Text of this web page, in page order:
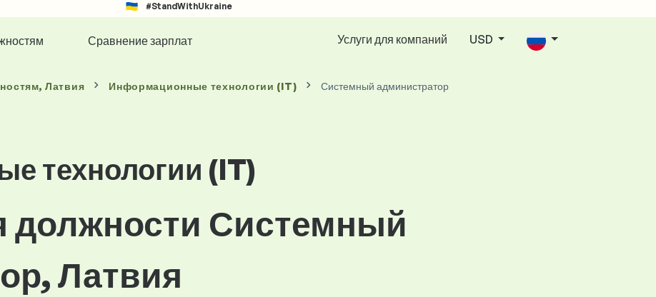
#StandWithUkraine
Сравнение зарплат Услуги для компаний USD
, Латвия Информационные технологии (IT) Системный администратор
технологии (IT)
должности Системный
Латвия